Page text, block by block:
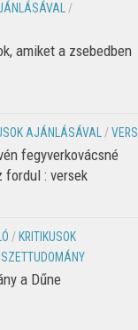
/
amiket a zsebedben
AJÁNLÁSÁVAL /VERS
fegyverkovácsné
fordul : versek
/ KRITIKUSOK
a Dűne